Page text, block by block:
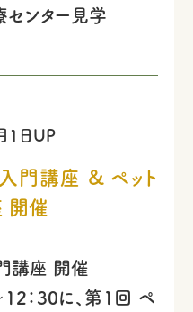
ンター見学
1日UP
門講座 & ペット
開催
講座 開催
：30に、第1回 ペ